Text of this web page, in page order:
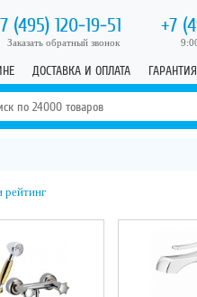
(495) 120-19-51 +7
Заказать обратный звонок
ДОСТАВКА И ОПЛАТА ГАРАНТИЯ
рейтинг